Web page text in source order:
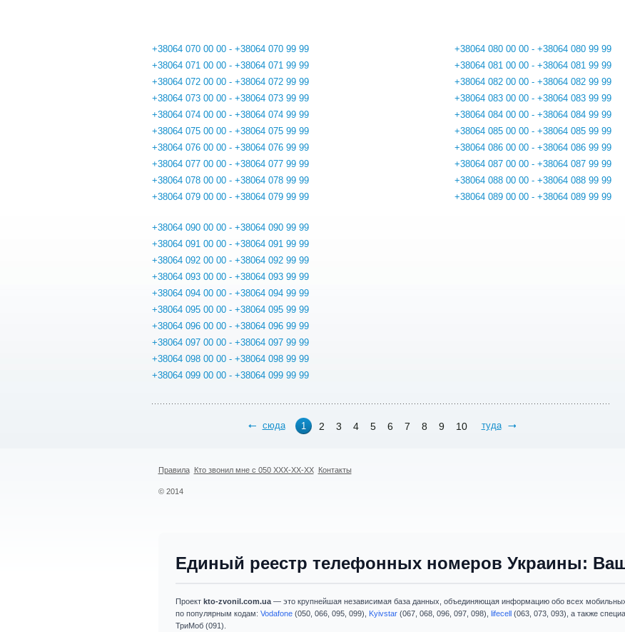
+38064 070 00 00 - +38064 070 99 99
+38064 071 00 00 - +38064 071 99 99
+38064 072 00 00 - +38064 072 99 99
+38064 073 00 00 - +38064 073 99 99
+38064 074 00 00 - +38064 074 99 99
+38064 075 00 00 - +38064 075 99 99
+38064 076 00 00 - +38064 076 99 99
+38064 077 00 00 - +38064 077 99 99
+38064 078 00 00 - +38064 078 99 99
+38064 079 00 00 - +38064 079 99 99
+38064 080 00 00 - +38064 080 99 99
+38064 081 00 00 - +38064 081 99 99
+38064 082 00 00 - +38064 082 99 99
+38064 083 00 00 - +38064 083 99 99
+38064 084 00 00 - +38064 084 99 99
+38064 085 00 00 - +38064 085 99 99
+38064 086 00 00 - +38064 086 99 99
+38064 087 00 00 - +38064 087 99 99
+38064 088 00 00 - +38064 088 99 99
+38064 089 00 00 - +38064 089 99 99
+38064 090 00 00 - +38064 090 99 99
+38064 091 00 00 - +38064 091 99 99
+38064 092 00 00 - +38064 092 99 99
+38064 093 00 00 - +38064 093 99 99
+38064 094 00 00 - +38064 094 99 99
+38064 095 00 00 - +38064 095 99 99
+38064 096 00 00 - +38064 096 99 99
+38064 097 00 00 - +38064 097 99 99
+38064 098 00 00 - +38064 098 99 99
+38064 099 00 00 - +38064 099 99 99
сюда 1 2 3 4 5 6 7 8 9 10 туда
Правила Кто звонил мне с 050 XXX-XX-XX Контакты
© 2014
Единый реестр телефонных номеров Украины:
Проект kto-zvonil.com.ua— это крупнейшая независимая база данных, объединяющая информацию обо всех
по популярным кодам: Vodafone(050, 066, 095, 099), Kyivstar(067, 068, 096, 097, 098), lifecell(063, 073, 093), а также
ТриМоб (091).